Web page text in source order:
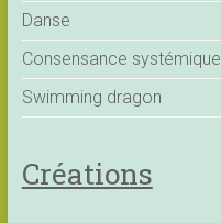
Danse
Consensance systémique
Swimming dragon
Créations